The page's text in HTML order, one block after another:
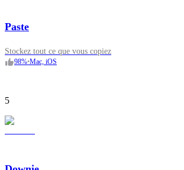
Paste
Stockez tout ce que vous copiez
98%•Mac, iOS
5